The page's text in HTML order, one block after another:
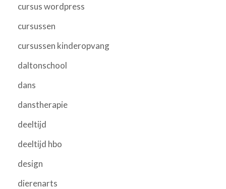
cursus wordpress
cursussen
cursussen kinderopvang
daltonschool
dans
danstherapie
deeltijd
deeltijd hbo
design
dierenarts